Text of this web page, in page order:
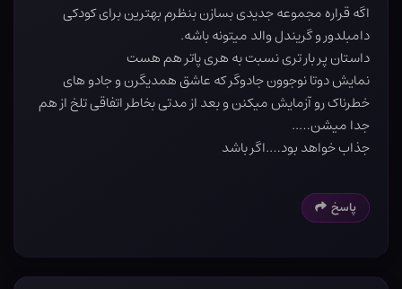
اگه قراره مجموعه جدیدی بسازن بنظرم بهترین برای کودکی
دامبلدور و گریندل والد میتونه باشه.
داستان پر بار تری نسبت به هری پاتر هم هست
نمایش دوتا نوجوون جادوگر که عاشق همدیگرن و جادو های
خطرناک رو آزمایش میکنن و بعد از مدتی بخاطر اتفاقی تلخ از هم
جدا میشن…..
جذاب خواهد بود….اگر باشد
پاسخ